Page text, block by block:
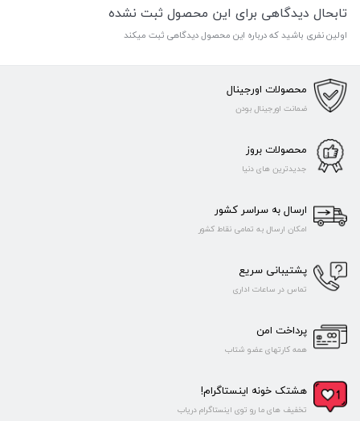
تابحال دیدگاهی برای این محصول ثبت نشده
اولین نفری باشید که درباره این محصول دیدگاهی ثبت میکند
محصولات اورجینال
ضمانت اورجینال بودن
محصولات بروز
جدیدترین های دنیا
ارسال به سراسر کشور
امکان ارسال به تمامی نقاط کشور
پشتیبانی سریع
تماس در ساعات اداری
پرداخت امن
همه کارتهای عضو شتاب
هشتک خونه اینستاگرام!
تخفیف های ما رو توی اینستاگرام دریاب